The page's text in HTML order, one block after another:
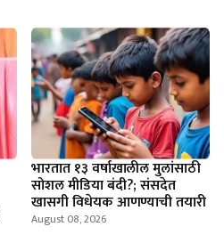
भारतात १३ वर्षाखालील मुलांसाठी
सोशल मीडिया बंदी?; संसदेत
खासगी विधेयक आणण्याची तयारी
August 08, 2026